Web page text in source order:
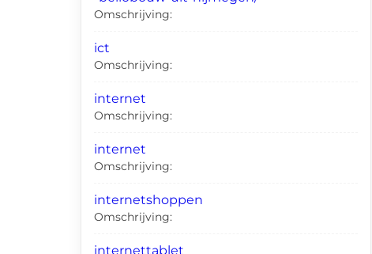
Omschrijving:
ict
Omschrijving:
internet
Omschrijving:
internet
Omschrijving:
internetshoppen
Omschrijving:
internettablet